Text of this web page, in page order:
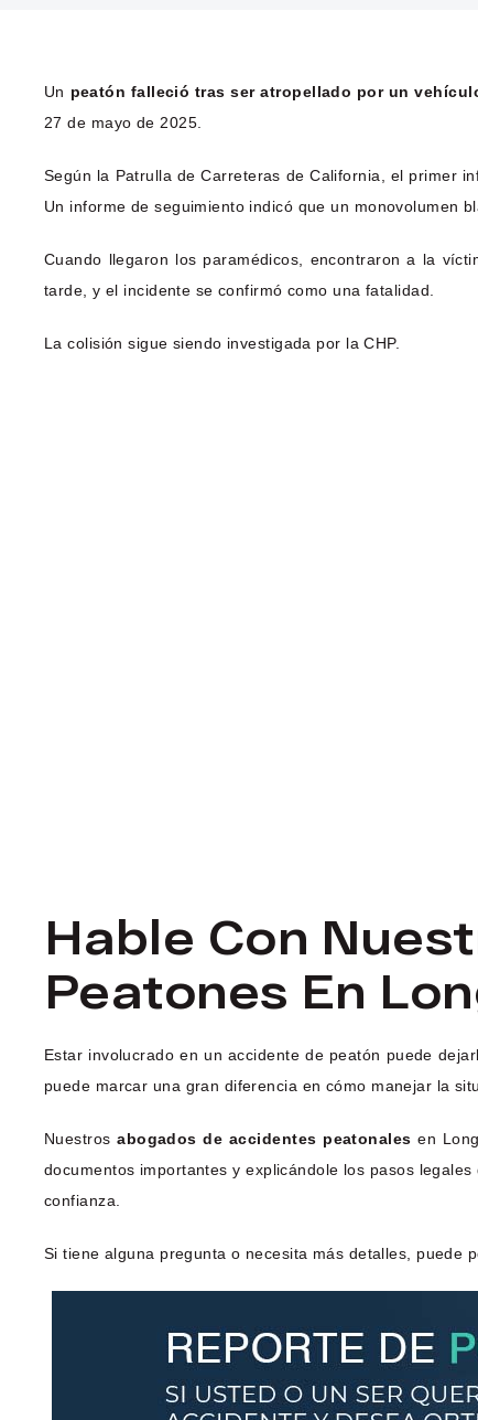
Un peatón falleció tras ser atropellado por un
27 de mayo de 2025.
Según la Patrulla de Carreteras de California, el primer
Un informe de seguimiento indicó que un monovolumen
Cuando llegaron los paramédicos, encontraron a la
tarde, y el incidente se confirmó como una fatalidad.
La colisión sigue siendo investigada por la CHP.
Hable Con
Peatones En
Estar involucrado en un accidente de peatón puede
puede marcar una gran diferencia en cómo manejar la
Nuestrosabogados de accidentes peatonales en
documentos importantes y explicándole los pasos
confianza.
Si tiene alguna pregunta o necesita más detalles, puede